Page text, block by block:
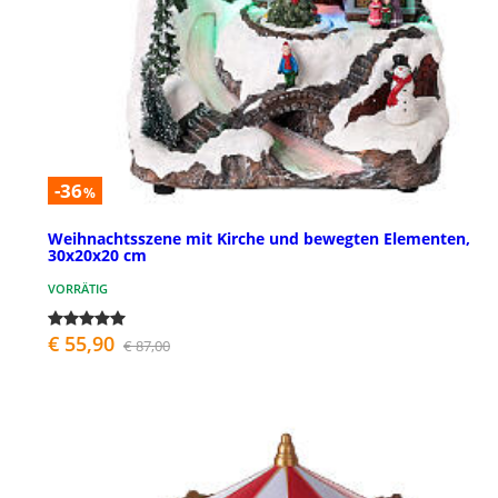
-36%
Weihnachtsszene mit Kirche und bewegten Elementen,
30x20x20 cm
VORRÄTIG
€ 55,90 € 87,00